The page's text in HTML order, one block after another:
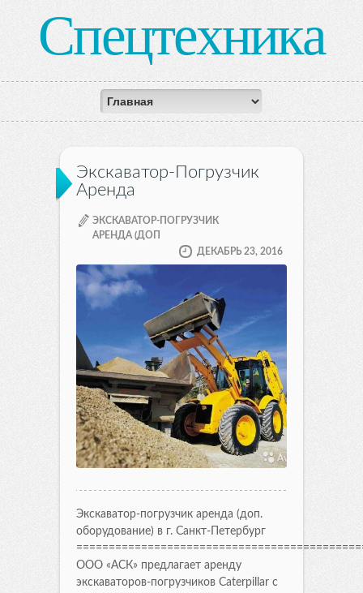
Спецтехника
Экскаватор-Погрузчик
Аренда
ЭКСКАВАТОР-ПОГРУЗЧИК
АРЕНДА (ДОП
ДЕКАБРЬ 23, 2016
Экскаватор-погрузчик аренда (доп.
оборудование) в г. Санкт-Петербург
ООО «АСК» предлагает аренду
экскаваторов-погрузчиков Caterpillar с